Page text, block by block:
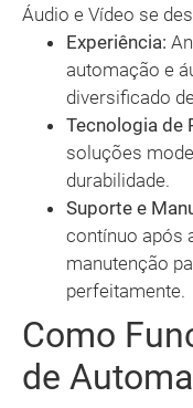
Áudio e Vídeo se
Experiência:
automação e
diversificado
Tecnologia de
soluções
durabilidade.
Suporte e
contínuo após
manutenção
perfeitamente.
Como
de